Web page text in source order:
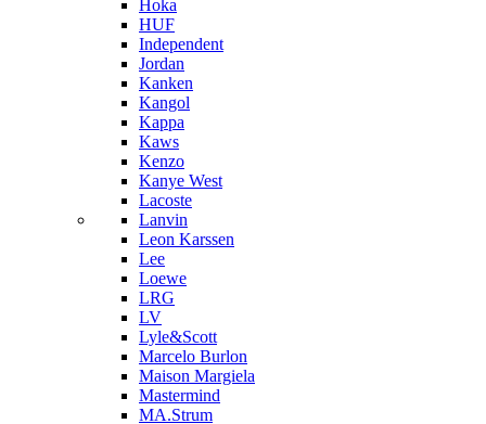
Hoka
HUF
Independent
Jordan
Kanken
Kangol
Kappa
Kaws
Kenzo
Kanye West
Lacoste
Lanvin
Leon Karssen
Lee
Loewe
LRG
LV
Lyle&Scott
Marcelo Burlon
Maison Margiela
Mastermind
MA.Strum